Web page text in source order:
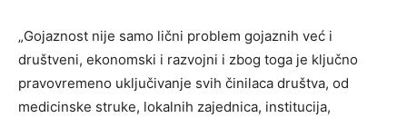
„Gojaznost nije samo lični problem gojaznih već i
društveni, ekonomski i razvojni i zbog toga je ključno
pravovremeno uključivanje svih činilaca društva, od
medicinske struke, lokalnih zajednica, institucija,